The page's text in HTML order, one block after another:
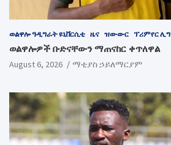
ወልዋሎ ዓዲግራት ዩኒቨርሲቲ ዜና ዝውውር ፕሪምየር ሊግ
ወልዋሎዎች ቡድናቸውን ማጠናከር ቀጥለዋል
August 6, 2026 ማቲያስ ኃይለማርያም